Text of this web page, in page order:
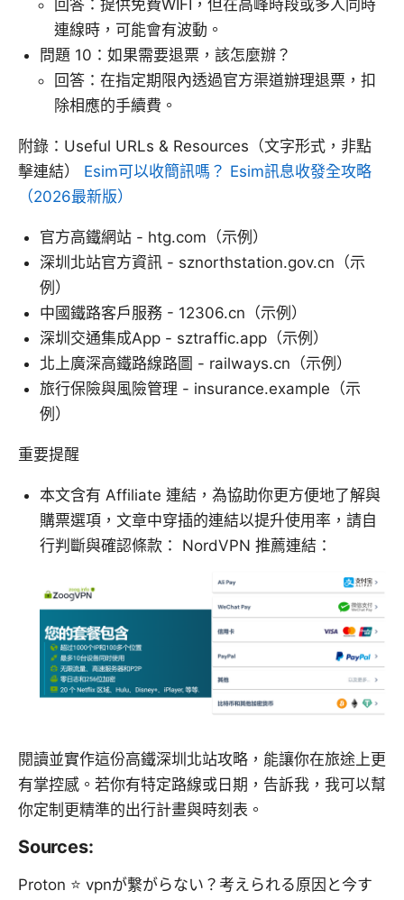
回答：提供免費WIFI，但在高峰時段或多人同時
連線時，可能會有波動。
問題 10：如果需要退票，該怎麼辦？
回答：在指定期限內透過官方渠道辦理退票，扣
除相應的手續費。
附錄：Useful URLs & Resources（文字形式，非點
擊連結） Esim可以收簡訊嗎？ Esim訊息收發全攻略
（2026最新版）
官方高鐵網站 - htg.com（示例）
深圳北站官方資訊 - sznorthstation.gov.cn（示
例）
中國鐵路客戶服務 - 12306.cn（示例）
深圳交通集成App - sztraffic.app（示例）
北上廣深高鐵路線路圖 - railways.cn（示例）
旅行保險與風險管理 - insurance.example（示
例）
重要提醒
本文含有 Affiliate 連結，為協助你更方便地了解與
購票選項，文章中穿插的連結以提升使用率，請自
行判斷與確認條款： NordVPN 推薦連結：
閱讀並實作這份高鐵深圳北站攻略，能讓你在旅途上更
有掌控感。若你有特定路線或日期，告訴我，我可以幫
你定制更精準的出行計畫與時刻表。
Sources:
Proton ⭐ vpnが繋がらない？考えられる原因と今す